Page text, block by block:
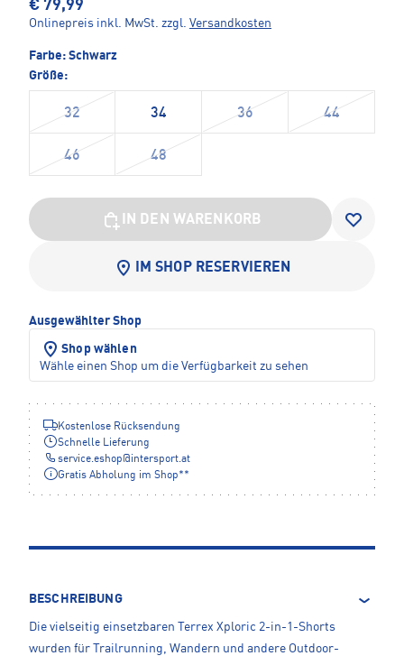
€ 79,99
Onlinepreis inkl. MwSt. zzgl. Versandkosten
Farbe: Schwarz
Größe:
32 34 36 44
46 48
IN DEN WARENKORB
IM SHOP RESERVIEREN
Ausgewählter Shop
Shop wählen
Wähle einen Shop um die Verfügbarkeit zu sehen
Kostenlose Rücksendung
Schnelle Lieferung
service.eshop@intersport.at
Gratis Abholung im Shop**
BESCHREIBUNG
Die vielseitig einsetzbaren Terrex Xploric 2-in-1-Shorts
wurden für Trailrunning, Wandern und andere Outdoor-